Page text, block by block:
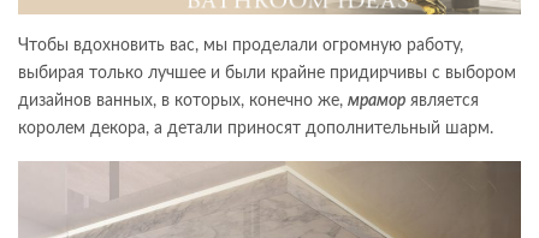
Чтобы вдохновить вас, мы проделали огромную работу,
выбирая только лучшее и были крайне придирчивы с выбором
дизайнов ванных, в которых, конечно же, мрамор является
королем декора, а детали приносят дополнительный шарм.